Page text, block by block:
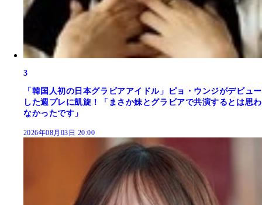
3
「韓国人初の日本グラビアアイドル」ピョ・ウンジがデビュー
した週プレに凱旋！「まさか妹とグラビアで共演するとは思わ
なかったです」
2026年08月03日 20:00